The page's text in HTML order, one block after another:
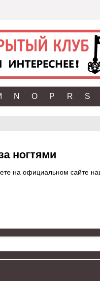
N O P R S
ногтями
на официальном сайте